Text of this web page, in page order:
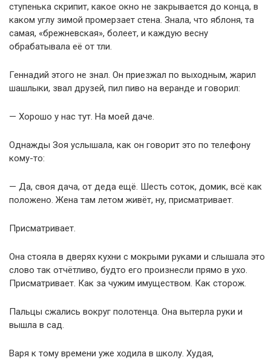
ступенька скрипит, какое окно не закрывается до конца, в
каком углу зимой промерзает стена. Знала, что яблоня, та
самая, «брежневская», болеет, и каждую весну
обрабатывала её от тли.
Геннадий этого не знал. Он приезжал по выходным, жарил
шашлыки, звал друзей, пил пиво на веранде и говорил:
— Хорошо у нас тут. На моей даче.
Однажды Зоя услышала, как он говорит это по телефону
кому-то:
— Да, своя дача, от деда ещё. Шесть соток, домик, всё как
положено. Жена там летом живёт, ну, присматривает.
Присматривает.
Она стояла в дверях кухни с мокрыми руками и слышала это
слово так отчётливо, будто его произнесли прямо в ухо.
Присматривает. Как за чужим имуществом. Как сторож.
Пальцы сжались вокруг полотенца. Она вытерла руки и
вышла в сад.
Варя к тому времени уже ходила в школу. Худая,